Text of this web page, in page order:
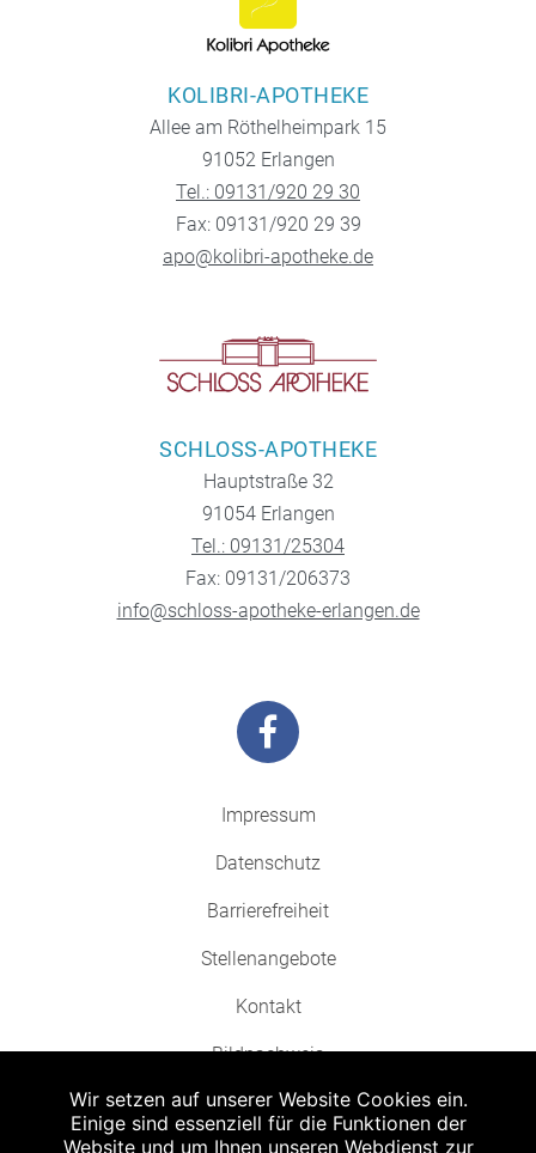
KOLIBRI-APOTHEKE
Allee am Röthelheimpark 15
91052 Erlangen
Tel.: 09131/920 29 30
Fax: 09131/920 29 39
apo@kolibri-apotheke.de
SCHLOSS-APOTHEKE
Hauptstraße 32
91054 Erlangen
Tel.: 09131/25304
Fax: 09131/206373
info@schloss-apotheke-erlangen.de
Impressum
Datenschutz
Barrierefreiheit
Stellenangebote
Kontakt
Bildnachweis
Wir setzen auf unserer Website Cookies ein.
Einige sind essenziell für die Funktionen der
Website und um Ihnen unseren Webdienst zur